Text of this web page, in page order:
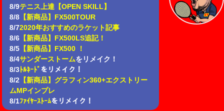
8/9テニス上達【OPEN SKILL】
8/8【新商品】FX500TOUR
8/72020年おすすめのラケット記事
8/6【新商品】FX500LS追記！
8/5【新商品】FX500 ！
8/4サンダーストームをリメイク！
8/3ﾄﾙﾈｰﾄﾞ をリメイク！
8/2 【新商品】グラフィン360+エクストリー
ムMPインプレ
8/1 ﾌｧｲﾔｰｽﾄｰﾑをリメイク！